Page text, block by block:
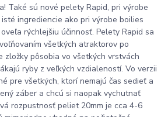
Také sú nové pelety Rapid, pri výrobe
ingrediencie ako pri výrobe boilies
rýchlejšiu účinnosť. Pelety Rapid sa
všetkých atraktorov po
zložky pôsobia vo všetkých vrstvách
ryby z veľkých vzdialeností. Vo verzii
pre všetkých, ktorí nemajú čas sedieť a
záber a chcú si naopak vychutnať
rozpustnosť peliet 20mm je cca 4-6